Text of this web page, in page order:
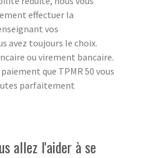
effectuer la
vos
avez toujours le choix.
ou virement bancaire.
que TPMR 50 vous
parfaitement
allez l'aider à se